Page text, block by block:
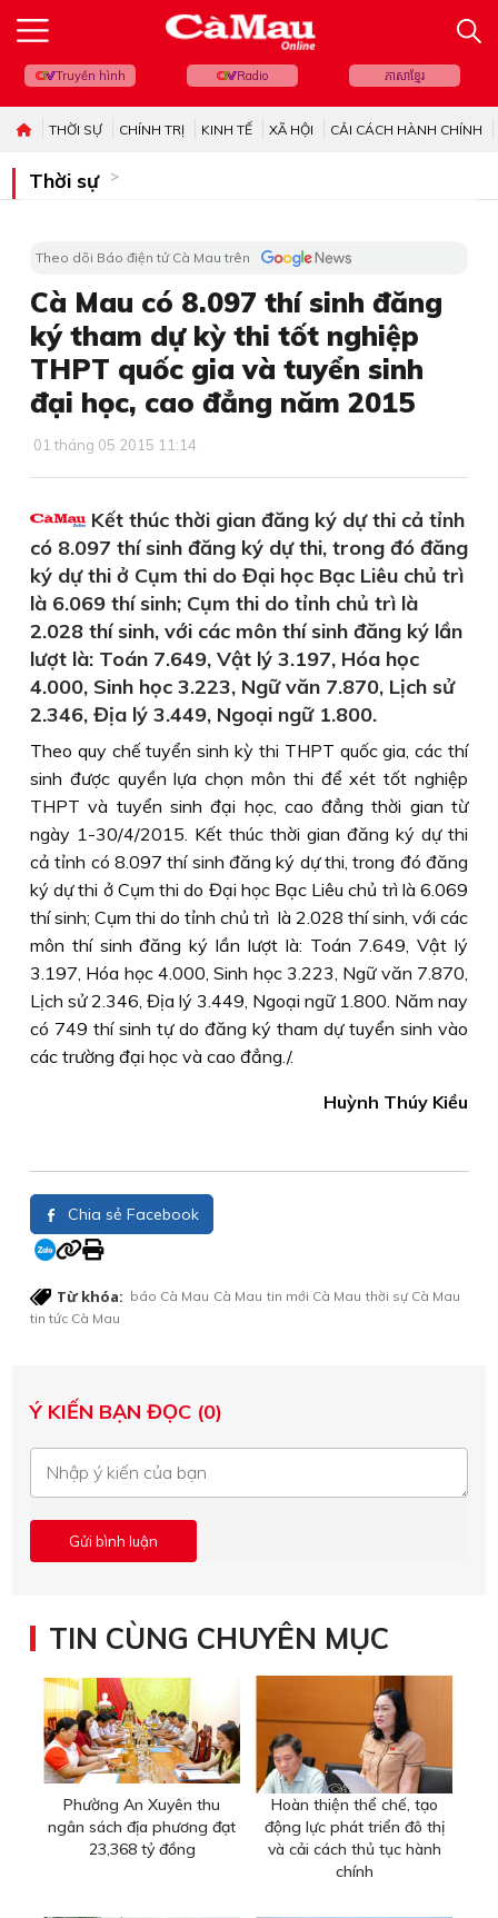
Truyền hình Radio ភាសាខ្មែរ
THỜI SỰ CHÍNH TRỊ KINH TẾ XÃ HỘI CẢI CÁCH HÀNH CHÍNH
Thời sự
Theo dõi Báo điện tử Cà Mau trên
Cà Mau có 8.097 thí sinh đăng
ký tham dự kỳ thi tốt nghiệp
THPT quốc gia và tuyển sinh
đại học, cao đẳng năm 2015
01 tháng 05 2015 11:14
Kết thúc thời gian đăng ký dự thi cả tỉnh
có 8.097 thí sinh đăng ký dự thi, trong đó đăng
ký dự thi ở Cụm thi do Đại học Bạc Liêu chủ trì
là 6.069 thí sinh; Cụm thi do tỉnh chủ trì là
2.028 thí sinh, với các môn thí sinh đăng ký lần
lượt là: Toán 7.649, Vật lý 3.197, Hóa học
4.000, Sinh học 3.223, Ngữ văn 7.870, Lịch sử
2.346, Địa lý 3.449, Ngoại ngữ 1.800.
Theo quy chế tuyển sinh kỳ thi THPT quốc gia, các thí
sinh được quyền lựa chọn môn thi để xét tốt nghiệp
THPT và tuyển sinh đại học, cao đẳng thời gian từ
ngày 1-30/4/2015. Kết thúc thời gian đăng ký dự thi
cả tỉnh có 8.097 thí sinh đăng ký dự thi, trong đó đăng
ký dự thi ở Cụm thi do Đại học Bạc Liêu chủ trì là 6.069
thí sinh; Cụm thi do tỉnh chủ trì là 2.028 thí sinh, với các
môn thí sinh đăng ký lần lượt là: Toán 7.649, Vật lý
3.197, Hóa học 4.000, Sinh học 3.223, Ngữ văn 7.870,
Lịch sử 2.346, Địa lý 3.449, Ngoại ngữ 1.800. Năm nay
có 749 thí sinh tự do đăng ký tham dự tuyển sinh vào
các trường đại học và cao đẳng./.
Huỳnh Thúy Kiều
Chia sẻ Facebook
Từ khóa: báo Cà Mau Cà Mau tin mới Cà Mau thời sự Cà Mau
tin tức Cà Mau
Ý KIẾN BẠN ĐỌC (0)
TIN CÙNG CHUYÊN MỤC
Phường An Xuyên thu
ngân sách địa phương đạt
23,368 tỷ đồng
Hoàn thiện thể chế, tạo
động lực phát triển đô thị
và cải cách thủ tục hành
chính